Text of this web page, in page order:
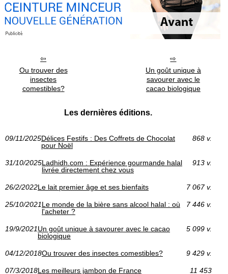
Ou trouver des
insectes
comestibles?
Un goût unique à
savourer avec le
cacao biologique
Les dernières éditions.
09/11/2025Délices Festifs : Des Coffrets de Chocolat
pour Noël
868 v.
31/10/2025Ladhidh.com : Expérience gourmande halal
livrée directement chez vous
913 v.
26/2/2022Le lait premier âge et ses bienfaits 7 067 v.
25/10/2021Le monde de la bière sans alcool halal : où
l'acheter ?
7 446 v.
19/9/2021Un goût unique à savourer avec le cacao
biologique
5 099 v.
04/12/2018Ou trouver des insectes comestibles? 9 429 v.
07/3/2018Les meilleurs jambon de France
11 453